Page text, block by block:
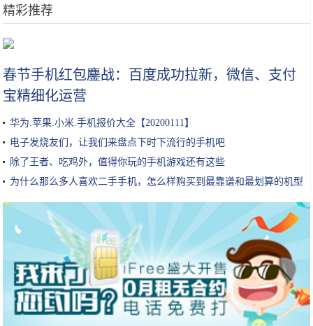
精彩推荐
春节手机红包鏖战：百度成功拉新，微信、支付
宝精细化运营
华为.苹果.小米.手机报价大全【20200111】
电子发烧友们，让我们来盘点下时下流行的手机吧
除了王者、吃鸡外，值得你玩的手机游戏还有这些
为什么那么多人喜欢二手手机，怎么样购买到最靠谱和最划算的机型